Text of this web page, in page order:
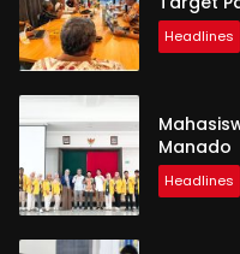
Headlines
Manado
Headlines